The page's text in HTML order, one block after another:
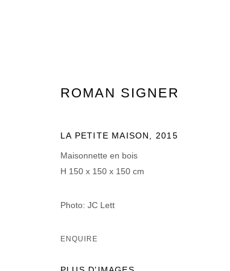
ROMAN SIGNER
ROMAN SIGNER
LA PETITE MAISON , 2015
Maisonnette en bois
H 150 x 150 x 150 cm
Photo: JC Lett
ENQUIRE